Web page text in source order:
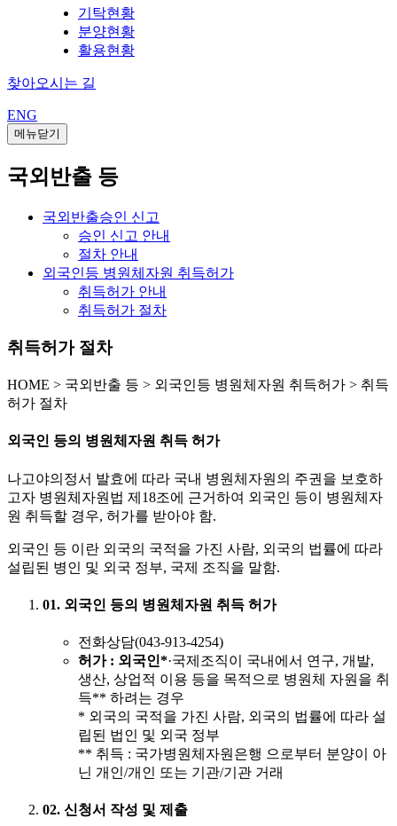
기탁현황
분양현황
활용현황
찾아오시는 길
ENG
메뉴닫기
국외반출 등
국외반출승인 신고
승인 신고 안내
절차 안내
외국인등 병원체자원 취득허가
취득허가 안내
취득허가 절차
취득허가 절차
HOME > 국외반출 등 > 외국인등 병원체자원 취득허가 > 취득
허가 절차
외국인 등의 병원체자원 취득 허가
나고야의정서 발효에 따라 국내 병원체자원의 주권을 보호하
고자 병원체자원법 제18조에 근거하여 외국인 등이 병원체자
원 취득할 경우, 허가를 받아야 함.
외국인 등 이란 외국의 국적을 가진 사람, 외국의 법률에 따라
설립된 병인 및 외국 정부, 국제 조직을 말함.
01. 외국인 등의 병원체자원 취득 허가
전화상담(043-913-4254)
허가: 외국인*·국제조직이 국내에서 연구, 개발,
생산, 상업적 이용 등을 목적으로 병원체 자원을 취
득** 하려는 경우
* 외국의 국적을 가진 사람, 외국의 법률에 따라 설
립된 법인 및 외국 정부
** 취득 : 국가병원체자원은행 으로부터 분양이 아
닌 개인/개인 또는 기관/기관 거래
02. 신청서 작성 및 제출